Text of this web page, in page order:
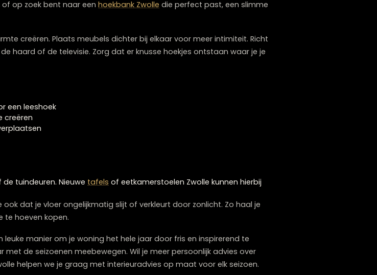
boeketten
Zwolle
te passen aan het seizoen. In de zomer wil je vaak meer ruimte, licht en
wilt, of op zoek bent naar eenhoekbank Zwolledie perfect past, een slimme
en warmte creëren. Plaats meubels dichter bij elkaar voor meer intimiteit. Richt
drank.